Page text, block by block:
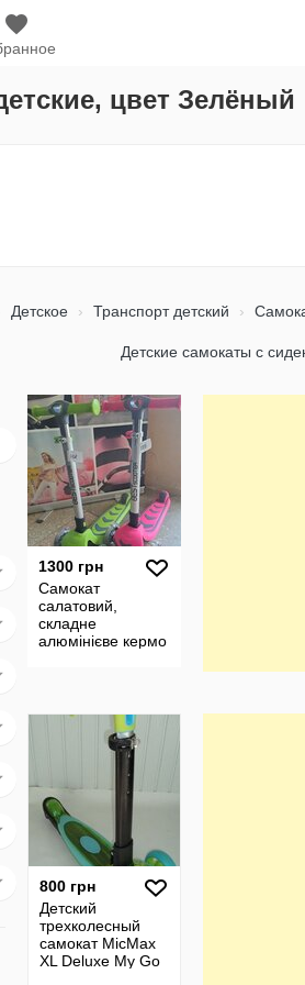
цвет Зелёный
Детское Транспорт детский
Детские самокаты с
1300 грн
Самокат
салатовий,
складне
алюмінієве кермо
800 грн
Детский
трехколесный
самокат MicMax
XL Deluxe My Go